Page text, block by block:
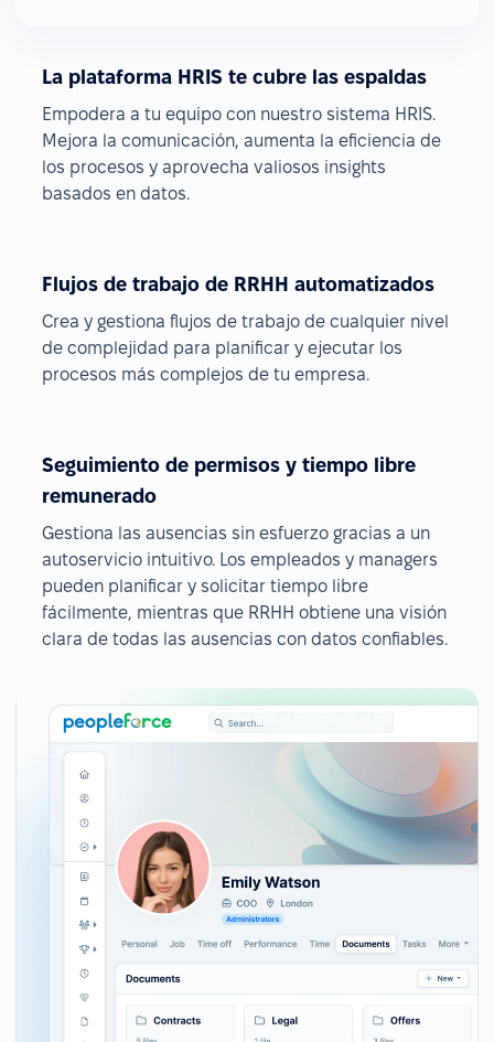
La plataforma HRIS te cubre las espaldas
Empodera a tu equipo con nuestro sistema HRIS.
Mejora la comunicación, aumenta la eficiencia de
los procesos y aprovecha valiosos insights
basados en datos.
Flujos de trabajo de RRHH automatizados
Crea y gestiona flujos de trabajo de cualquier nivel
de complejidad para planificar y ejecutar los
procesos más complejos de tu empresa.
Seguimiento de permisos y tiempo libre
remunerado
Gestiona las ausencias sin esfuerzo gracias a un
autoservicio intuitivo. Los empleados y managers
pueden planificar y solicitar tiempo libre
fácilmente, mientras que RRHH obtiene una visión
clara de todas las ausencias con datos confiables.